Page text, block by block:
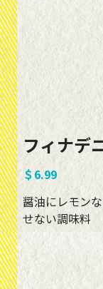
フィナデ
＄6.99
醤油にレモン
せない調味料